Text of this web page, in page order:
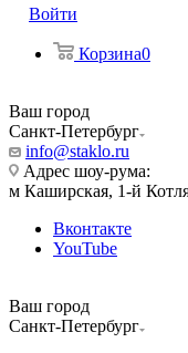
Войти
Корзина0
Ваш город
Санкт-Петербург
info@staklo.ru
Адрес шоу-рума:
м Каширская, 1-й
Вконтакте
YouTube
Ваш город
Санкт-Петербург